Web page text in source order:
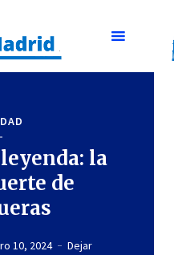
la
de
10, 2024
Dejar